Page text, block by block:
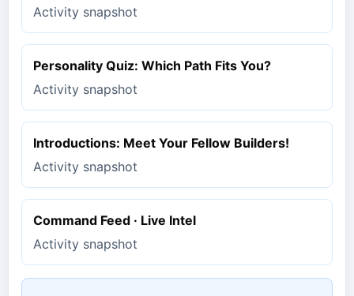
Activity snapshot
Personality Quiz: Which Path Fits You?
Activity snapshot
Introductions: Meet Your Fellow Builders!
Activity snapshot
Command Feed · Live Intel
Activity snapshot